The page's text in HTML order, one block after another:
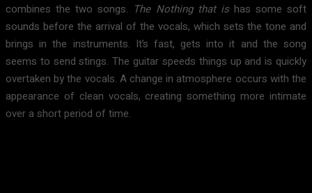
combines the two songs. The Nothing that ishas some soft
sounds before the arrival of the vocals, which sets the tone and
brings in the instruments. It’s fast, gets into it and the song
seems to send stings. The guitar speeds things up and is quickly
overtaken by the vocals. A change in atmosphere occurs with the
appearance of clean vocals, creating something more intimate
over a short period of time.